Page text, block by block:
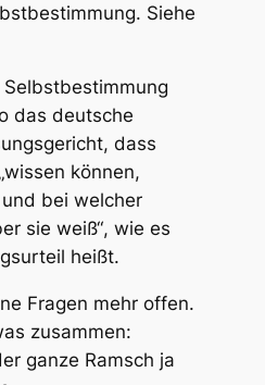
Siehe
das deutsche
dass
„wissen können,
bei welcher
sie weiß“, wie es
heißt.
Fragen mehr offen.
zusammen:
ganze Ramsch ja